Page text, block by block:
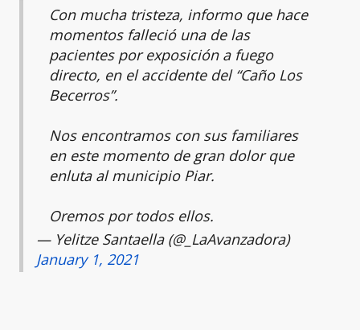
Con mucha tristeza, informo que hace
momentos falleció una de las
pacientes por exposición a fuego
directo, en el accidente del “Caño Los
Becerros”.
Nos encontramos con sus familiares
en este momento de gran dolor que
enluta al municipio Piar.
Oremos por todos ellos.
— Yelitze Santaella (@_LaAvanzadora)
January 1, 2021